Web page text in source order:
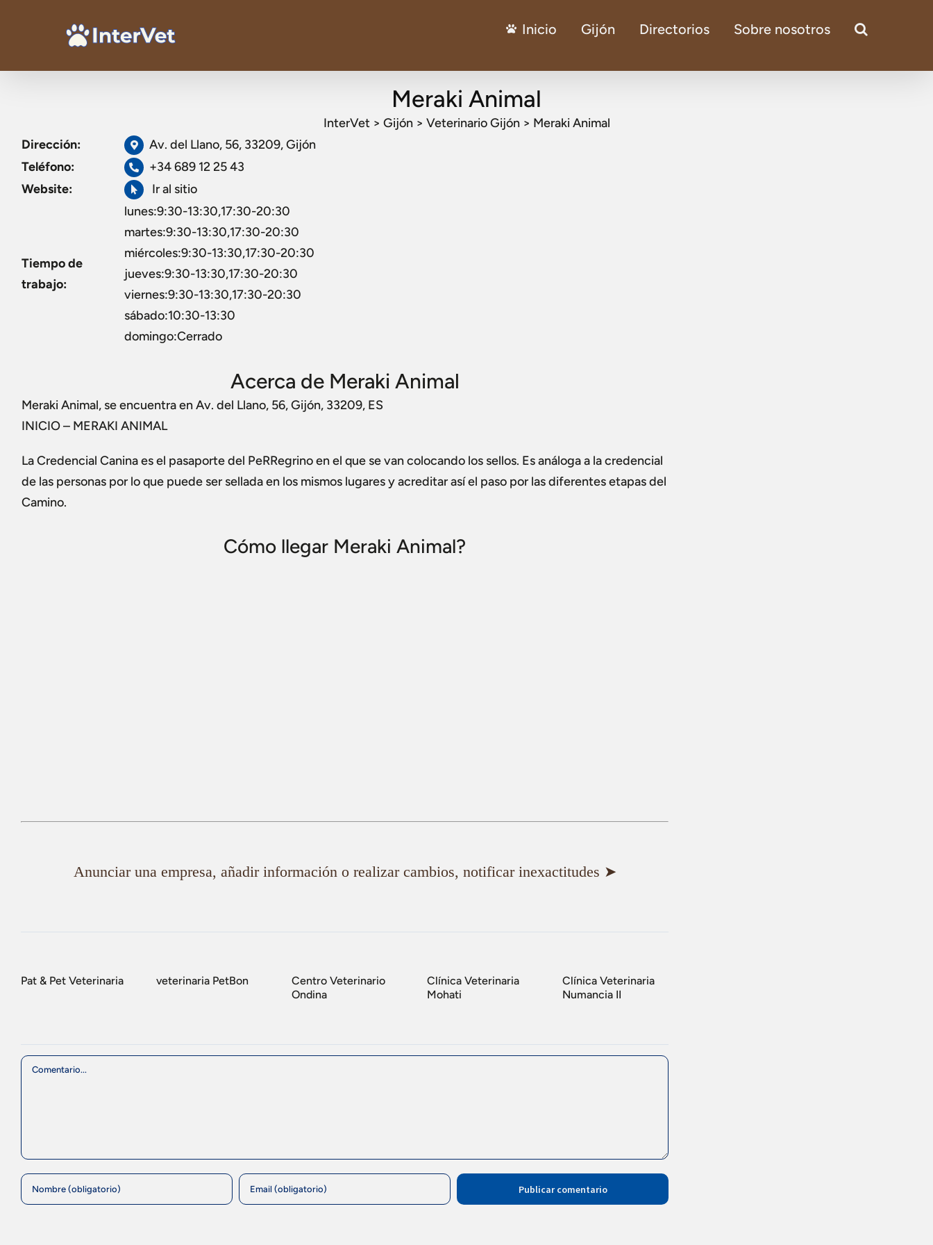
Inicio Gijón Directorios Sobre nosotros
Meraki Animal
InterVet> Gijón> Veterinario Gijón> Meraki Animal
Dirección:
Av. del Llano, 56, 33209, Gijón
Teléfono:
+34 689 12 25 43
Website:
Ir al sitio
Tiempo de
trabajo:
lunes:9:30-13:30,17:30-20:30
martes:9:30-13:30,17:30-20:30
miércoles:9:30-13:30,17:30-20:30
jueves:9:30-13:30,17:30-20:30
viernes:9:30-13:30,17:30-20:30
sábado:10:30-13:30
domingo:Cerrado
Acerca de Meraki Animal
Meraki Animal, se encuentra en Av. del Llano, 56, Gijón, 33209, ES
INICIO – MERAKI ANIMAL
La Credencial Canina es el pasaporte del PeRRegrino en el que se van colocando los sellos. Es análoga a la credencial
de las personas por lo que puede ser sellada en los mismos lugares y acreditar así el paso por las diferentes etapas del
Camino.
Cómo llegar Meraki Animal?
Anunciar una empresa, añadir información o realizar cambios, notificar inexactitudes ➤
Pat & Pet Veterinaria veterinaria PetBon
Centro Veterinario
Ondina
Clínica Veterinaria
Mohati
Clínica Veterinaria
Numancia II
Comment